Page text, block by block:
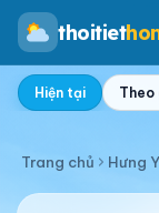
thoitiet
Hiện tại Theo
Trang chủ Hưng